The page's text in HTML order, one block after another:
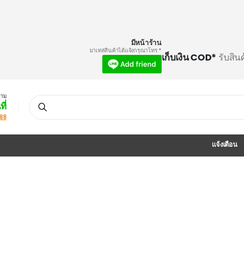
เก็บเงิน COD* รับสิน
มีหน้าร้าน
* มาเทสสินค้าได้แจ้งกรุณาโทร
Search
ม
แจ้งเตือน